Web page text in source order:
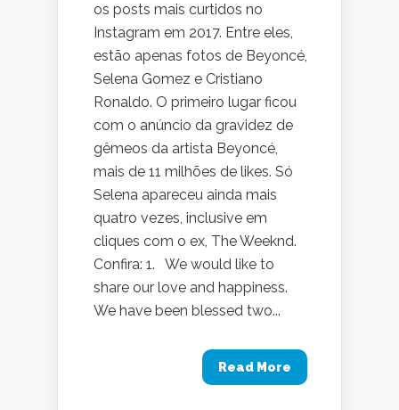
os posts mais curtidos no
Instagram em 2017. Entre eles,
estão apenas fotos de Beyoncé,
Selena Gomez e Cristiano
Ronaldo. O primeiro lugar ficou
com o anúncio da gravidez de
gêmeos da artista Beyoncé,
mais de 11 milhões de likes. Só
Selena apareceu ainda mais
quatro vezes, inclusive em
cliques com o ex, The Weeknd.
Confira: 1. We would like to
share our love and happiness.
We have been blessed two...
Read More